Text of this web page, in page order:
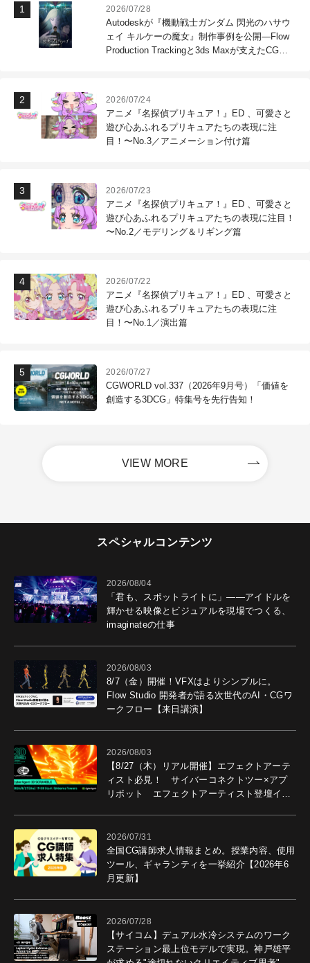
2026/07/28
Autodeskが『機動戦士ガンダム 閃光のハサウ
ェイ キルケーの魔女』制作事例を公開―Flow
Production Trackingと3ds Maxが支えたCG制
2026/07/24
アニメ『名探偵プリキュア！』ED 、可愛さと
遊び心あふれるプリキュアたちの表現に注
目！〜No.3／アニメーション付け篇
2026/07/23
アニメ『名探偵プリキュア！』ED 、可愛さと
遊び心あふれるプリキュアたちの表現に注目！
〜No.2／モデリング＆リギング篇
2026/07/22
アニメ『名探偵プリキュア！』ED 、可愛さと
遊び心あふれるプリキュアたちの表現に注
目！〜No.1／演出篇
2026/07/27
CGWORLD vol.337（2026年9月号）「価値を
創造する3DCG」特集号を先行告知！
VIEW MORE
スペシャルコンテンツ
2026/08/04
「君も、スポットライトに」――アイドルを
輝かせる映像とビジュアルを現場でつくる、
imaginateの仕事
2026/08/03
8/7（金）開催！VFXはよりシンプルに。
Flow Studio 開発者が語る次世代のAI・CGワ
ークフロー【来日講演】
2026/08/03
【8/27（木）リアル開催】エフェクトアーテ
ィスト必見！ サイバーコネクトツー×アプ
リボット エフェクトアーティスト登壇イベ
2026/07/31
全国CG講師求人情報まとめ。授業内容、使用
ツール、ギャランティを一挙紹介【2026年6
月更新】
2026/07/28
【サイコム】デュアル水冷システムのワーク
ステーション最上位モデルで実現。神戸雄平